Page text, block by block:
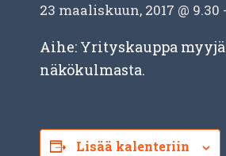
23 maaliskuun, 2017 @ 9.30 -
Aihe: Yrityskauppa
näkökulmasta.
Lisää kalenteriin